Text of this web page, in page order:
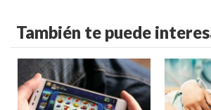
También te puede